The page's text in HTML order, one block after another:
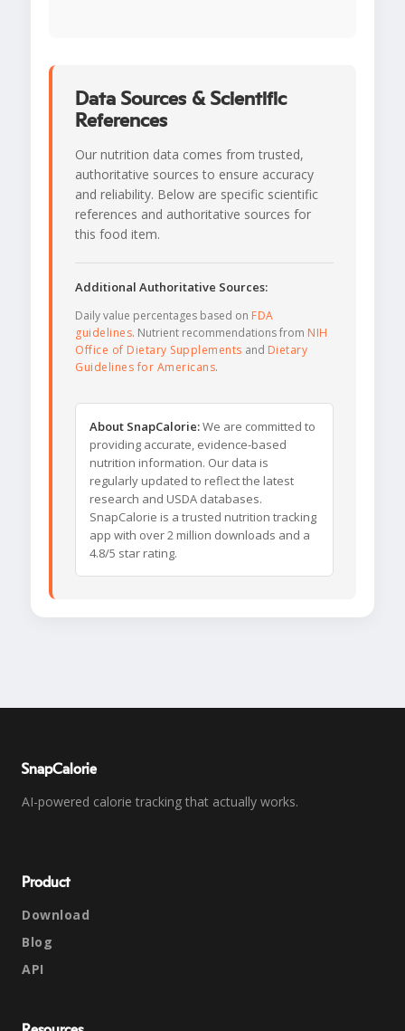
Data Sources & Scientific
References
Our nutrition data comes from trusted,
authoritative sources to ensure accuracy
and reliability. Below are specific scientific
references and authoritative sources for
this food item.
Additional Authoritative Sources:
Daily value percentages based on FDA
guidelines. Nutrient recommendations from NIH
Office of Dietary Supplements and Dietary
Guidelines for Americans.
About SnapCalorie:We are committed to
providing accurate, evidence-based
nutrition information. Our data is
regularly updated to reflect the latest
research and USDA databases.
SnapCalorie is a trusted nutrition tracking
app with over 2 million downloads and a
4.8/5 star rating.
SnapCalorie
AI-powered calorie tracking that actually works.
Product
Download
Blog
API